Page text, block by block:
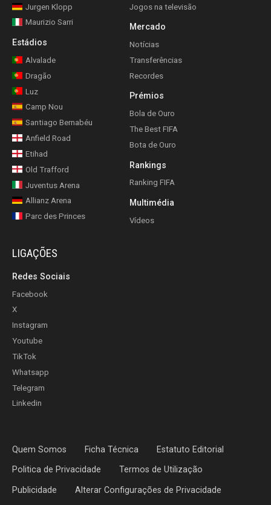
Jurgen Klopp
Maurizio Sarri
Estádios
Alvalade
Dragão
Luz
Camp Nou
Santiago Bernabéu
Anfield Road
Etihad
Old Trafford
Juventus Arena
Allianz Arena
Parc des Princes
Jogos na televisão
Mercado
Notícias
Transferências
Recordes
Prémios
Bola de Ouro
The Best FIFA
Bota de Ouro
Rankings
Ranking FIFA
Multimédia
Vídeos
LIGAÇÕES
Redes Sociais
Facebook
X
Instagram
Youtube
TikTok
Whatsapp
Telegram
Linkedin
Quem Somos Ficha Técnica Estatuto Editorial
Politica de Privacidade Termos de Utilização
Publicidade Alterar Configurações de Privacidade